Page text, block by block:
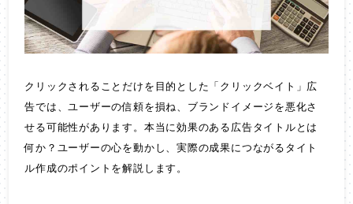
クリックされることだけを目的とした「クリックベイト」広
告では、ユーザーの信頼を損ね、ブランドイメージを悪化さ
せる可能性があります。本当に効果のある広告タイトルとは
何か？ユーザーの心を動かし、実際の成果につながるタイト
ル作成のポイントを解説します。